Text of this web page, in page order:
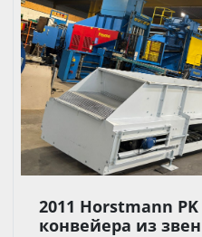
2011 Horstmann
конвейера из